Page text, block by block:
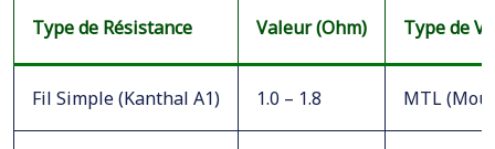
Type de Résistance Valeur (Ohm) Type de
Fil Simple (Kanthal A1) 1.0 – 1.8 MTL